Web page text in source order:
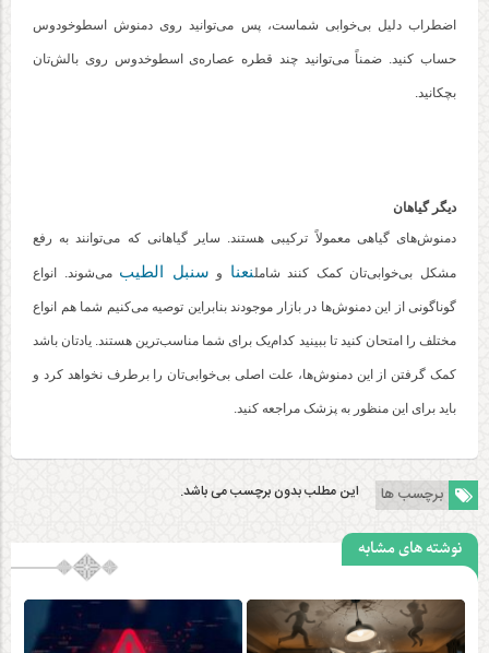
اضطراب دلیل بی‌خوابی شماست، پس می‌توانید روی دمنوش اسطوخودوس
حساب کنید. ضمناً می‌توانید چند قطره عصاره‌ی اسطوخدوس روی بالش‌تان
بچکانید.
دیگر گیاهان
دمنوش‌های گیاهی معمولاً ترکیبی هستند. سایر گیاهانی که می‌توانند به رفع
مشکل بی‌خوابی‌تان کمک کنند شاملنعنا و سنبل الطیب می‌شوند. انواع
گوناگونی از این دمنوش‌ها در بازار موجودند بنابراین توصیه می‌کنیم شما هم انواع
مختلف را امتحان کنید تا ببینید کدام‌یک برای شما مناسب‌ترین هستند. یادتان باشد
کمک گرفتن از این دمنوش‌ها، علت اصلی بی‌خوابی‌تان را برطرف نخواهد کرد و
باید برای این منظور به پزشک مراجعه کنید.
برچسب ها این مطلب بدون برچسب می باشد.
نوشته های مشابه